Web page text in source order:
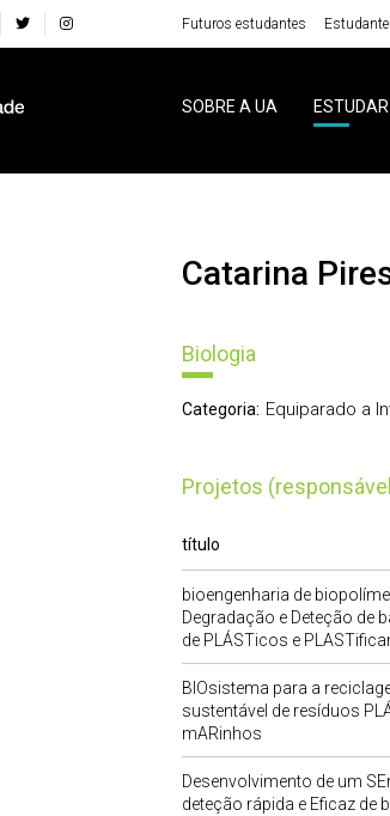
Futuros estudantes
SOBRE A UA ESTUDAR
Catarina
Biologia
Categoria: Equiparado a
Projetos
título
bioengenharia de
Degradação e Deteção de
de PLÁSTicos e
BIOsistema para a
sustentável de resíduos
mARinhos
Desenvolvimento de um
deteção rápida e Eficaz de